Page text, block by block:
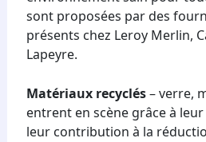
sont proposées par des
présents chez Leroy Merlin,
Lapeyre.
Matériaux recyclés– verre,
entrent en scène grâce à
leur contribution à la